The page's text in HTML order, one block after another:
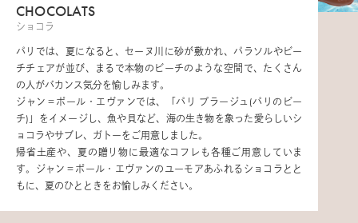
CHOCOLATS
ショコラ
パリでは、夏になると、セーヌ川に砂が敷かれ、パラソルやビー
チチェアが並び、まるで本物のビーチのような空間で、たくさん
の人がバカンス気分を愉しみます。
ジャン＝ポール・エヴァンでは、「パリ プラージュ(パリのビー
チ)」をイメージし、魚や貝など、海の生き物を象った愛らしいシ
ョコラやサブレ、ガトーをご用意しました。
帰省土産や、夏の贈り物に最適なコフレも各種ご用意していま
す。ジャン＝ポール・エヴァンのユーモアあふれるショコラとと
もに、夏のひとときをお愉しみください。